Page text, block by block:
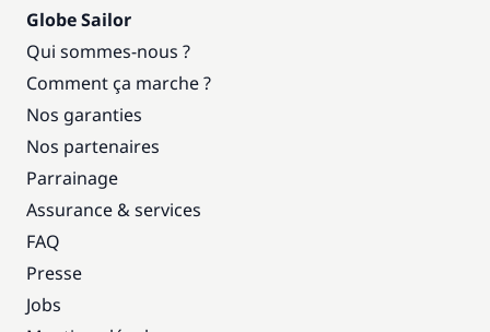
Globe Sailor
Qui sommes-nous ?
Comment ça marche ?
Nos garanties
Nos partenaires
Parrainage
Assurance & services
FAQ
Presse
Jobs